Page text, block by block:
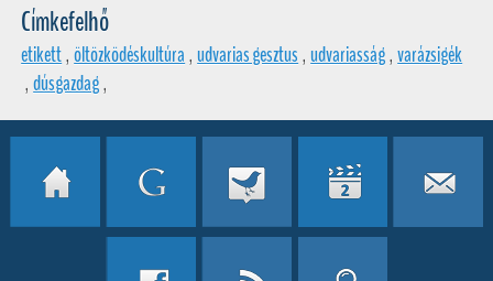
Címkefelhő
etikett,öltözködéskultúra,udvarias gesztus,udvariasság,varázsigék
,dúsgazdag,